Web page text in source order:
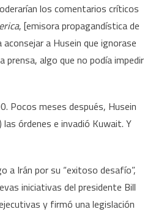
los comentarios críticos
, [emisora propagandística de
a Husein que ignorase
algo que no podía impedir
Pocos meses después, Husein
órdenes e invadió Kuwait. Y
a Irán por su “exitoso desafío”,
iniciativas del presidente Bill
y firmó una legislación